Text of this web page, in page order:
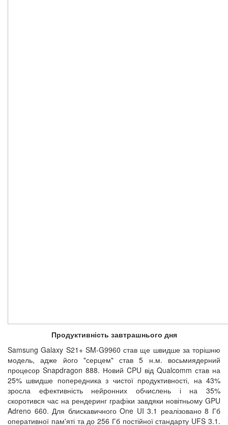
Продуктивність завтрашнього дня
Samsung Galaxy S21+ SM-G9960 став ще швидше за торішню
модель, адже його "серцем" став 5 н.м. восьмиядерний
процесор Snapdragon 888. Новий CPU від Qualcomm став на
25% швидше попередника з чистої продуктивності, на 43%
зросла ефективність нейронних обчислень і на 35%
скоротився час на рендеринг графіки завдяки новітньому GPU
Adreno 660. Для блискавичного One UI 3.1 реалізовано 8 Гб
оперативної пам'яті та до 256 Гб постійної стандарту UFS 3.1.